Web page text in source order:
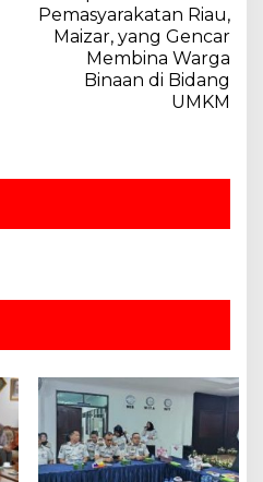
Pemasyarakatan Riau,
Maizar, yang Gencar
Membina Warga
Binaan di Bidang
UMKM